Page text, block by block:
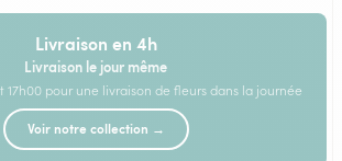
Livraison en 4h
Livraison le jour même
pour une livraison de fleurs dans la journée
Voir notre collection →